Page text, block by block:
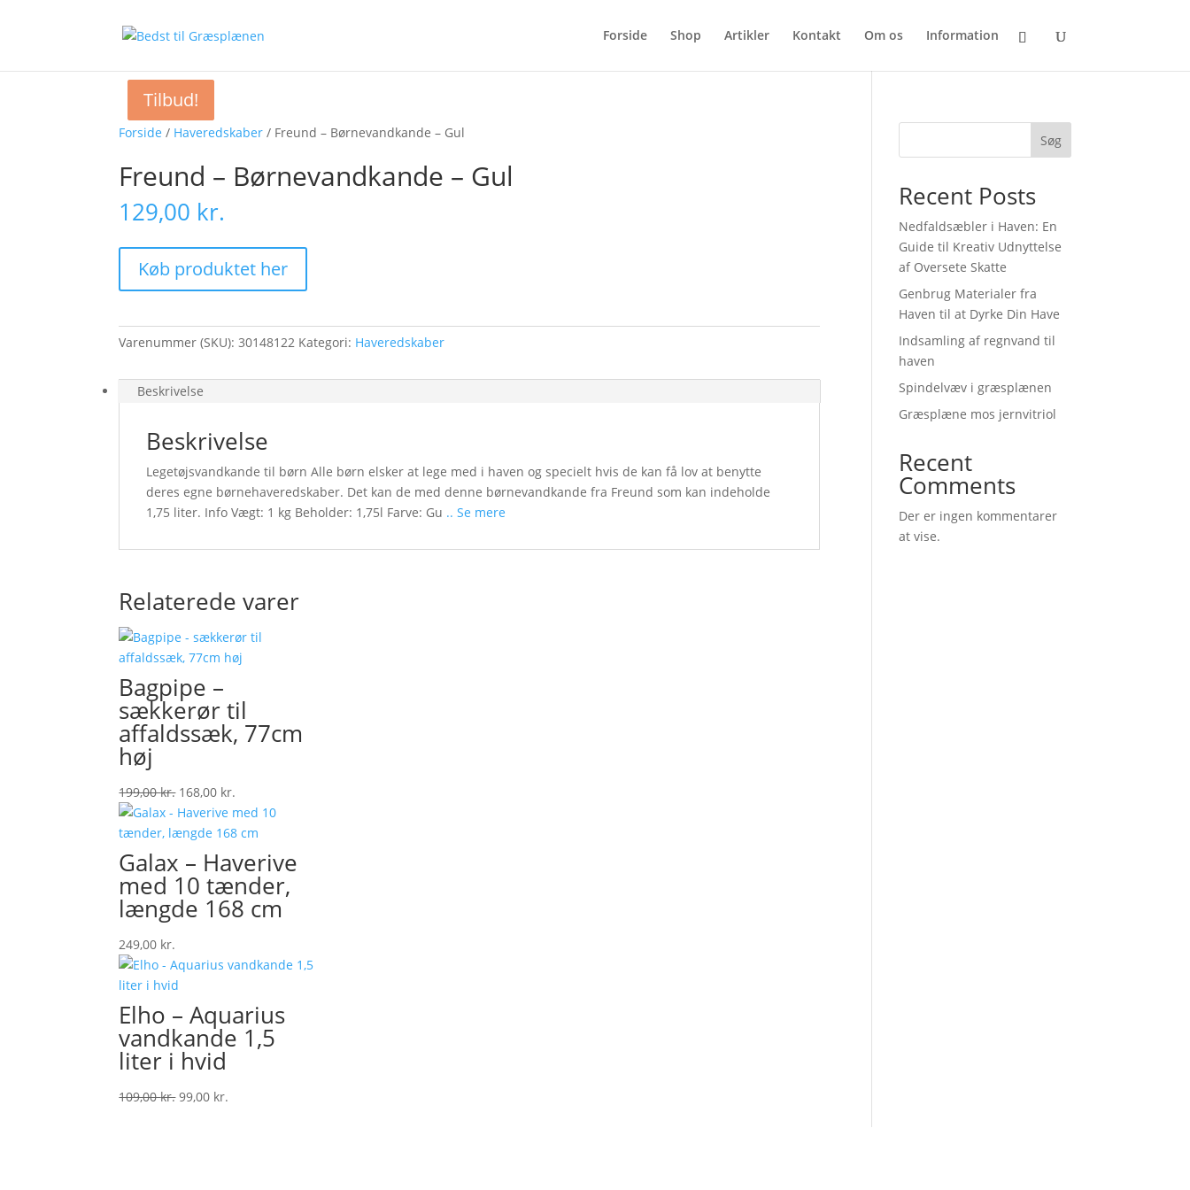
Forside Shop Artikler Kontakt Om os Information
Forside / Haveredskaber / Freund – Børnevandkande – Gul
Freund – Børnevandkande – Gul
129,00 kr.
Køb produktet her
Varenummer (SKU):30148122 Kategori: Haveredskaber
Beskrivelse
Beskrivelse
Legetøjsvandkande til børn Alle børn elsker at lege med i haven og specielt hvis de kan få lov at benytte
deres egne børnehaveredskaber. Det kan de med denne børnevandkande fra Freund som kan indeholde
1,75 liter. Info Vægt: 1 kg Beholder: 1,75l Farve: Gu .. Se mere
Relaterede varer
Tilbud!
Bagpipe –
sækkerør til
affaldssæk, 77cm
høj
199,00kr. Original
price
was:
199,00 kr..
168,00 kr.
price
is:
168,00 kr..
Galax – Haverive
med 10 tænder,
længde 168 cm
249,00 kr.
Tilbud!
Elho – Aquarius
vandkande 1,5
liter i hvid
109,00kr.Original
99,00 kr.
Søg
Recent Posts
Nedfaldsæbler i Haven: En
Guide til Kreativ Udnyttelse
af Oversete Skatte
Genbrug Materialer fra
Haven til at Dyrke Din Have
Indsamling af regnvand til
haven
Spindelvæv i græsplænen
Græsplæne mos jernvitriol
Recent
Comments
Der er ingen kommentarer
at vise.